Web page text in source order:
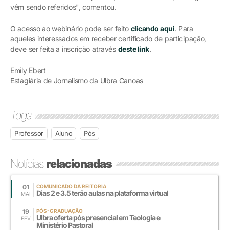
vêm sendo referidos", comentou.
O acesso ao webinário pode ser feito clicando aqui. Para
aqueles interessados em receber certificado de participação,
deve ser feita a inscrição através deste link.
Emily Ebert
Estagiária de Jornalismo da Ulbra Canoas
Tags
Professor Aluno Pós
Notíciasrelacionadas
01
MAI
COMUNICADO DA REITORIA
Dias 2 e 3.5 terão aulas na plataforma virtual
19
FEV
PÓS-GRADUAÇÃO
Ulbra oferta pós presencial em Teologia e
Ministério Pastoral